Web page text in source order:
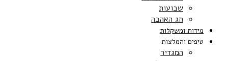
שבועות
חג האהבה
מידות ומשקלות
טיפים והמלצות
המגדיר